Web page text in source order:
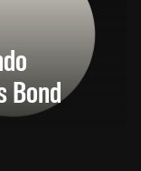
Bond